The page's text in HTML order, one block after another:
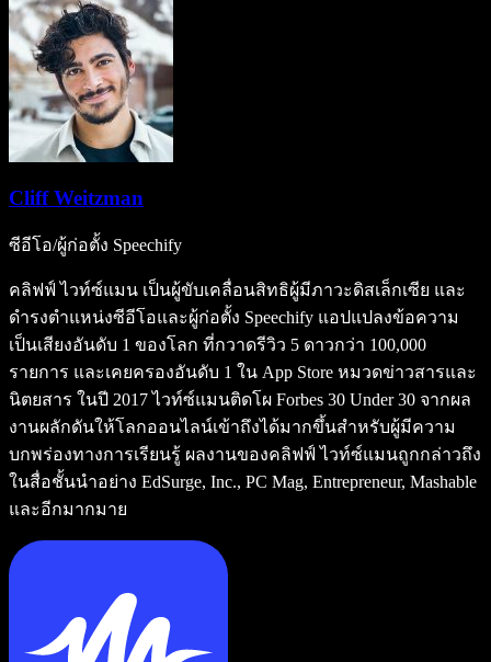
Cliff Weitzman
ซีอีโอ/ผู้ก่อตั้ง Speechify
คลิฟฟ์ ไวท์ซ์แมน เป็นผู้ขับเคลื่อนสิทธิผู้มีภาวะดิสเล็กเซีย และ
ดำรงตำแหน่งซีอีโอและผู้ก่อตั้ง Speechify แอปแปลงข้อความ
เป็นเสียงอันดับ 1 ของโลก ที่กวาดรีวิว 5 ดาวกว่า 100,000
รายการ และเคยครองอันดับ 1 ใน App Store หมวดข่าวสารและ
นิตยสาร ในปี 2017 ไวท์ซ์แมนติดโผ Forbes 30 Under 30 จากผล
งานผลักดันให้โลกออนไลน์เข้าถึงได้มากขึ้นสำหรับผู้มีความ
บกพร่องทางการเรียนรู้ ผลงานของคลิฟฟ์ ไวท์ซ์แมนถูกกล่าวถึง
ในสื่อชั้นนำอย่าง EdSurge, Inc., PC Mag, Entrepreneur, Mashable
และอีกมากมาย